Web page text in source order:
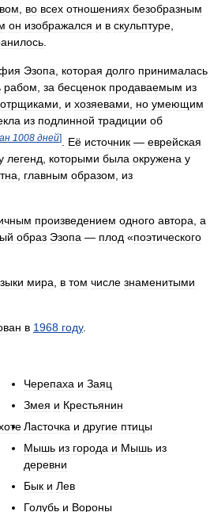
во всех отношениях безобразным
он изображался и в скульптуре
Эзопа которая долго принималась
рабом за бесценок продаваемым из
и хозяевами но умеющим
из подлинной традиции об
1008 дней] Её источник — еврейская
легенд которыми была окружена у
главным образом
из
произведением одного автора а
образ Эзопа — плод «поэтического
мира в том числе знаменитыми
в 1968 году.
Черепаха и Заяц
Змея и Крестьянин
Ласточка и другие птицы
Мышь из города и Мышь из
деревни
Бык и Лев
Голубь и Вороны